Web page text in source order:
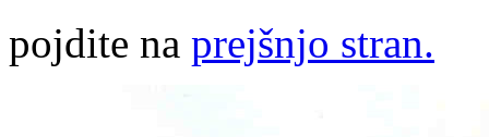
pojdite na prejšnjo stran.